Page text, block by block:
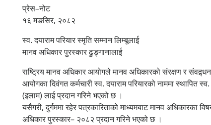
प्रेस–नोट
१६ मङसिर, २०८२
स्व. दयाराम परियार स्मृति सम्मान लिम्बूलाई
मानव अधिकार पुरस्कार ढुङ्गानालाई
राष्ट्रिय मानव अधिकार आयोगले मानव अधिकारको संरक्षण र
आयोगका दिवंगत कर्मचारी स्व. दयाराम परियारको नाममा
(इलाम) लाई प्रदान गरिने भएको छ ।
यसैगरी, दुर्गममा रहेर पत्रकारिताको माध्यमबाट मानव अधिकारका
अधिकार पुरस्कार– २०८२ प्रदान गरिने भएको छ ।